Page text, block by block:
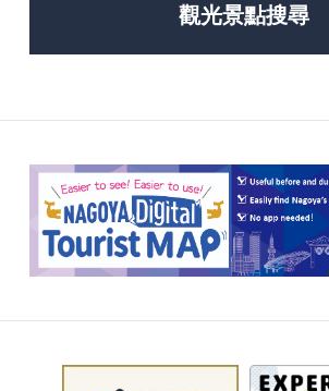
觀光景點搜尋